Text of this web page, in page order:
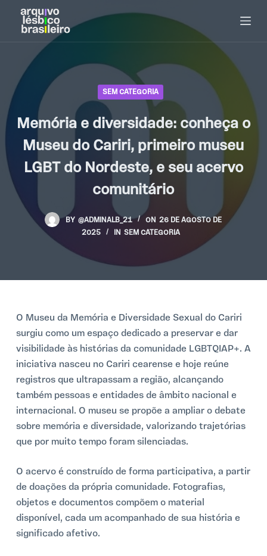
p
o
o
SEM CATEGORIA
Memória e diversidade: conheça o
Museu do Cariri, primeiro museu
LGBT do Nordeste, e seu acervo
comunitário
BY @ADMINALB_21 ON 26 DE AGOSTO DE
2025
IN SEM CATEGORIA
O Museu da Memória e Diversidade Sexual do Cariri
surgiu como um espaço dedicado a preservar e dar
visibilidade às histórias da comunidade LGBTQIAP+. A
iniciativa nasceu no Cariri cearense e hoje reúne
registros que ultrapassam a região, alcançando
também pessoas e entidades de âmbito nacional e
internacional. O museu se propõe a ampliar o debate
sobre memória e diversidade, valorizando trajetórias
que por muito tempo foram silenciadas.
O acervo é construído de forma participativa, a partir
de doações da própria comunidade. Fotografias,
objetos e documentos compõem o material
disponível, cada um acompanhado de sua história e
significado afetivo.